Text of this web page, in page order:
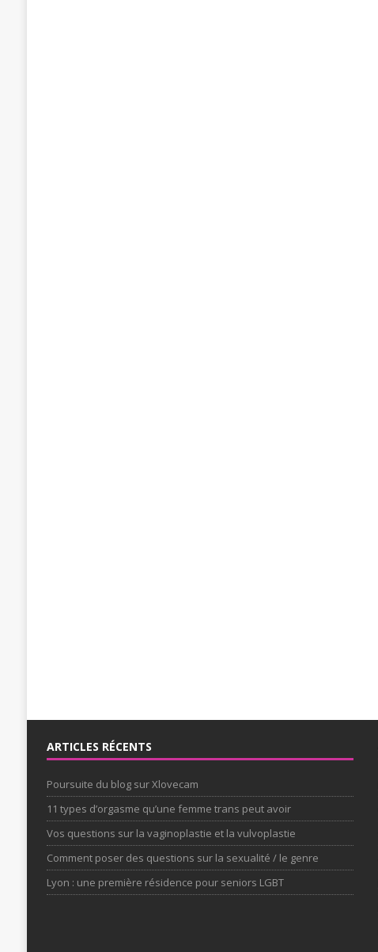
ARTICLES RÉCENTS
Poursuite du blog sur Xlovecam
11 types d’orgasme qu’une femme trans peut avoir
Vos questions sur la vaginoplastie et la vulvoplastie
Comment poser des questions sur la sexualité / le genre
Lyon : une première résidence pour seniors LGBT